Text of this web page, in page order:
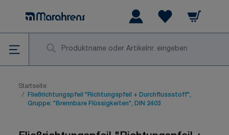
Warenkorb
Startseite
/
Fließrichtungspfeil "Richtungspfeil + Durchflussstoff",
Gruppe: "Brennbare Flüssigkeiten", DIN 2403